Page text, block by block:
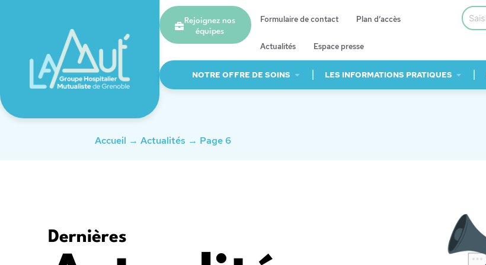
Rejoignez nos
équipes
Formulaire de contact Plan d’accès
Actualités Espace presse
NOTRE OFFRE DE SOINS LES INFORMATIONS PRATIQUES
Accueil → Actualités → Page 6
Dernières